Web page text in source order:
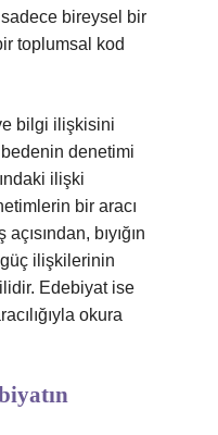
sadece bireysel bir
toplumsal kod
bilgi ilişkisini
denetimi
ilişki
bir aracı
bıyığın
ilişkilerinin
Edebiyat ise
okura